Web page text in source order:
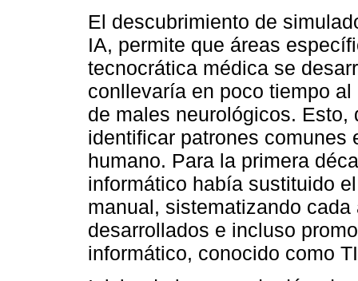
El descubrimiento de
IA, permite que áreas
tecnocrática médica se
conllevaría en poco tiempo
de males neurológicos.
identificar patrones comunes
humano. Para la primera
informático había sustituido
manual, sistematizando
desarrollados e incluso
informático, conocido como